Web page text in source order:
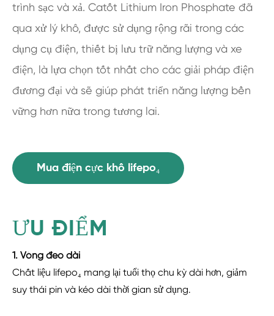
trình sạc và xả. Catốt Lithium Iron Phosphate đã
qua xử lý khô, được sử dụng rộng rãi trong các
dụng cụ điện, thiết bị lưu trữ năng lượng và xe
điện, là lựa chọn tốt nhất cho các giải pháp điện
đương đại và sẽ giúp phát triển năng lượng bền
vững hơn nữa trong tương lai.
Mua điện cực khô lifepo₄
ƯU ĐIỂM
1. Vòng đeo dài
Chất liệu lifepo₄ mang lại tuổi thọ chu kỳ dài hơn, giảm
suy thái pin và kéo dài thời gian sử dụng.